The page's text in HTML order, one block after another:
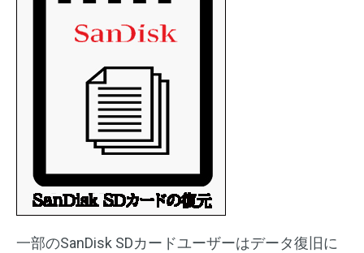
一部のSanDisk SDカードユーザーはデータ復旧に